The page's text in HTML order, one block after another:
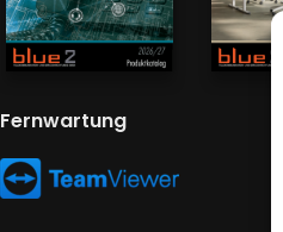
Fernwartung